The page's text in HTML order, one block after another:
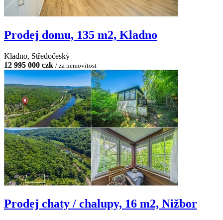
Prodej domu, 135 m2, Kladno
Kladno, Středočeský
12 995 000 czk / za nemovitost
Prodej chaty / chalupy, 16 m2, Nižbor